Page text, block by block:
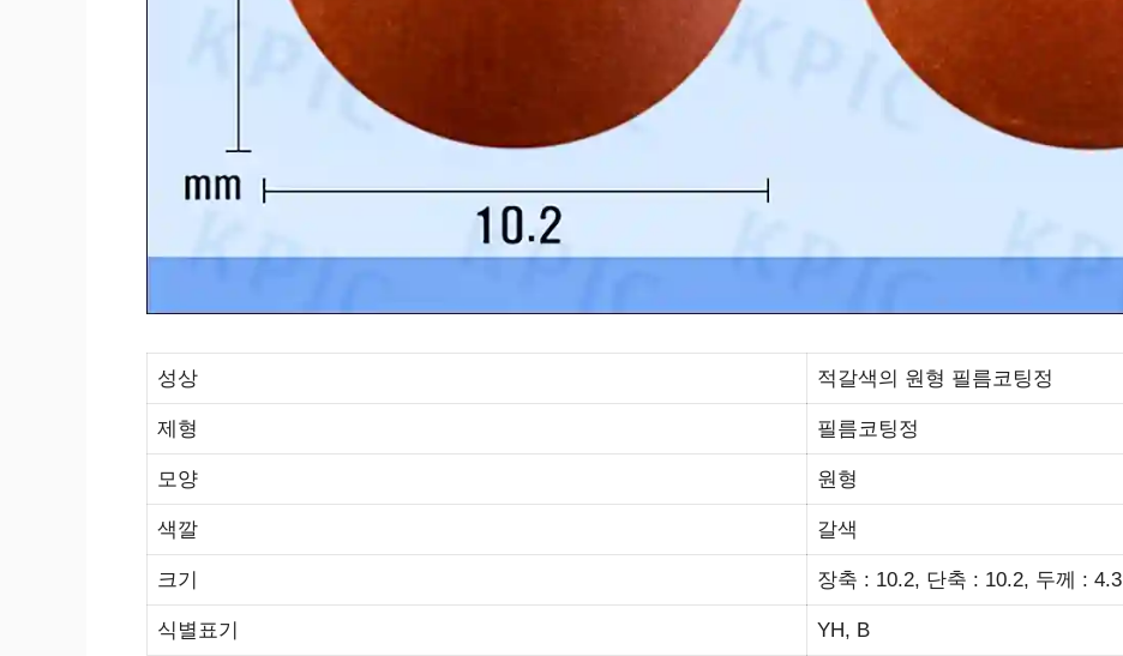
성상 적갈색의 원형 필름코팅정
제형 필름코팅정
모양 원형
색깔 갈색
크기 장축 : 10.2, 단축 : 10.2, 두께 : 4.3
식별표기 YH, B